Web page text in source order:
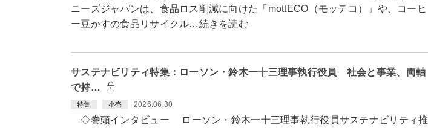
ニーズジャパンは、食品ロス削減に向けた「mottECO（モッテコ）」や、コーヒ
ー豆かすの食品リサイクル…続きを読む
サステナビリティ特集：ローソン・鈴木一十三理事執行役員 社会と事業、両軸
で持…
特集 小売 2026.06.30
◇巻頭インタビュー ローソン・鈴木一十三理事執行役員サステナビリティ推